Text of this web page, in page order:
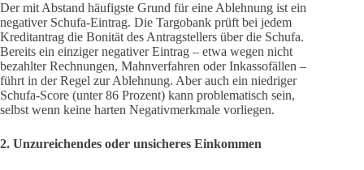
Der mit Abstand häufigste Grund für eine Ablehnung ist ein
negativer Schufa-Eintrag. Die Targobank prüft bei jedem
Kreditantrag die Bonität des Antragstellers über die Schufa.
Bereits ein einziger negativer Eintrag – etwa wegen nicht
bezahlter Rechnungen, Mahnverfahren oder Inkassofällen –
führt in der Regel zur Ablehnung. Aber auch ein niedriger
Schufa-Score (unter 86 Prozent) kann problematisch sein,
selbst wenn keine harten Negativmerkmale vorliegen.
2. Unzureichendes oder unsicheres Einkommen